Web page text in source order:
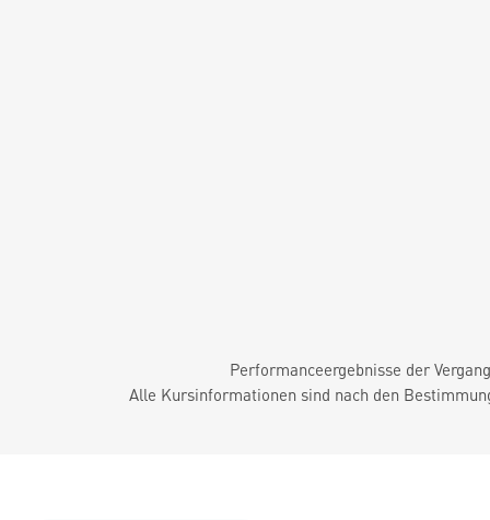
Performanceergebnisse der
Alle Kursinformationen sind nach den